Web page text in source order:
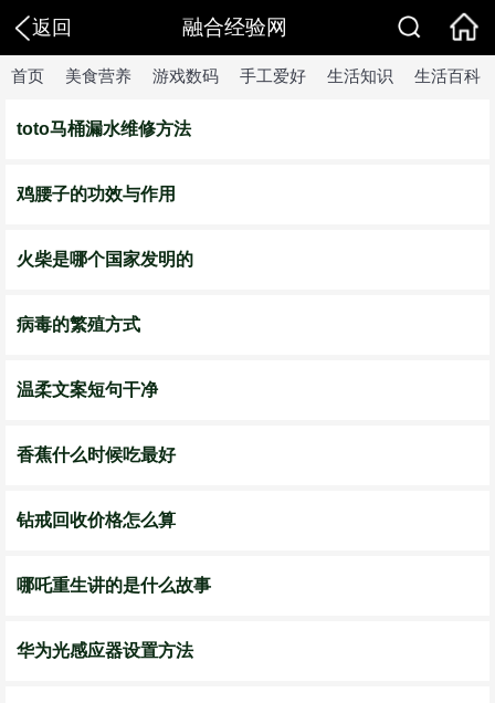
返回 融合经验网
首页 美食营养 游戏数码 手工爱好 生活知识 生活百科
toto马桶漏水维修方法
鸡腰子的功效与作用
火柴是哪个国家发明的
病毒的繁殖方式
温柔文案短句干净
香蕉什么时候吃最好
钻戒回收价格怎么算
哪吒重生讲的是什么故事
华为光感应器设置方法